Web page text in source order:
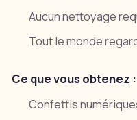
Aucun nettoyage
Tout le monde
Ce que vous obtenez :
Confettis